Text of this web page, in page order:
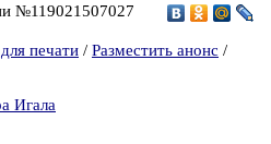
№119021507027
печати / Разместить анонс /
Игала